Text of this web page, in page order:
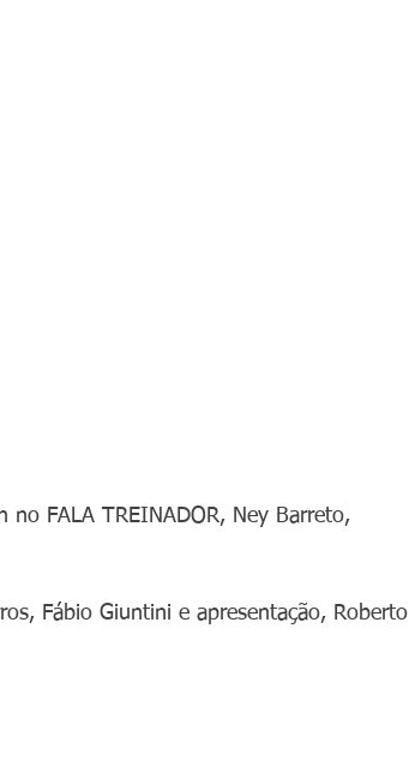
FALA TREINADOR, Ney Barreto,
Fábio Giuntini e apresentação, Roberto